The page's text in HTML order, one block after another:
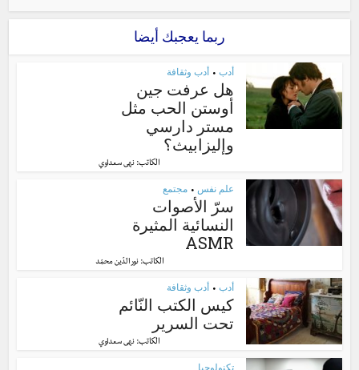
ربما يعجبك أيضا
أدب • أدب وثقافة
هل عرفت جين
أوستن الحب مثل
مستر دارسي
وإليزابيث؟
الكاتب: نهى سعداوي
علم نفس • مجتمع
سرّ الأصوات
النسائية المثيرة
ASMR
الكاتب:نور الدّين محمّد
أدب • أدب وثقافة
كيس الكتب النّائم
تحت السرير
الكاتب: نهى سعداوي
تكنولوجيا